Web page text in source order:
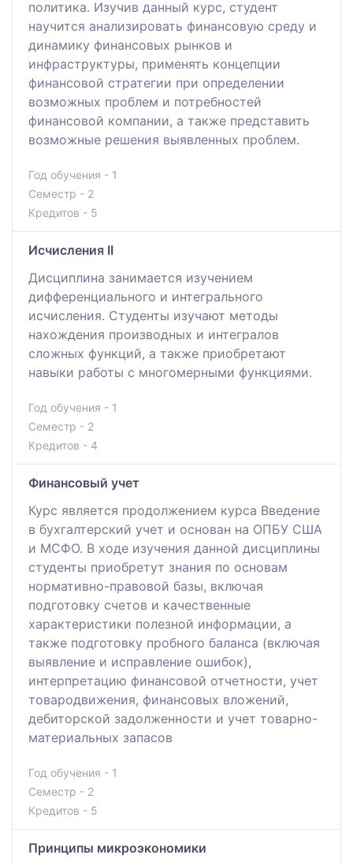
политика. Изучив данный курс, студент
научится анализировать финансовую среду и
динамику финансовых рынков и
инфраструктуры, применять концепции
финансовой стратегии при определении
возможных проблем и потребностей
финансовой компании, а также представить
возможные решения выявленных проблем.
Год обучения - 1
Семестр - 2
Кредитов - 5
Исчисления II
Дисциплина занимается изучением
дифференциального и интегрального
исчисления. Студенты изучают методы
нахождения производных и интегралов
сложных функций, а также приобретают
навыки работы с многомерными функциями.
Год обучения - 1
Семестр - 2
Кредитов - 4
Финансовый учет
Курс является продолжением курса Введение
в бухгалтерский учет и основан на ОПБУ США
и МСФО. В ходе изучения данной дисциплины
студенты приобретут знания по основам
нормативно-правовой базы, включая
подготовку счетов и качественные
характеристики полезной информации, а
также подготовку пробного баланса (включая
выявление и исправление ошибок),
интерпретацию финансовой отчетности, учет
товародвижения, финансовых вложений,
дебиторской задолженности и учет товарно-
материальных запасов
Год обучения - 1
Семестр - 2
Кредитов - 5
Принципы микроэкономики